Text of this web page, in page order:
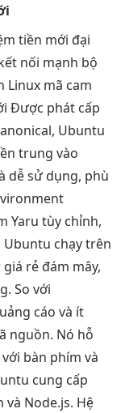
tiền mới đại
nối mạnh bộ
Linux mã cam
Được phát cấp
Ubuntu
trung vào
dễ sử dụng, phù
Yaru tùy chỉnh,
chạy trên
rẻ đám mây,
So với
cáo và ít
nguồn. Nó hỗ
bàn phím và
cung cấp
và Node.js. Hệ